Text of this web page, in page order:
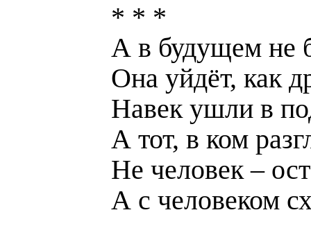
* * *
А в будущем не
Она уйдёт, как
Навек ушли в
А тот, в ком
Не человек –
А с человеком